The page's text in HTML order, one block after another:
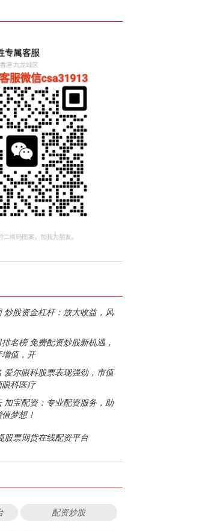
炒股资金杠杆：放大收益，风
名榜 免费配资炒股新机遇，
值，开
爱尔眼科股票表现强劲，市值
科医疗
加宝配资：专业配资服务，助
梦想！
资 正规股票期货在线配资平台
配资炒股